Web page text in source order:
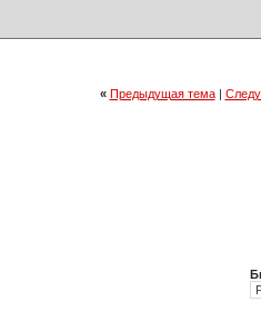
« Предыдущая тема|